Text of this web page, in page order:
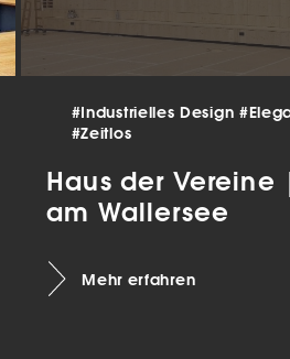
#Industrielles Design
#Zeitlos
Haus der
am Wallersee
Mehr erfahren